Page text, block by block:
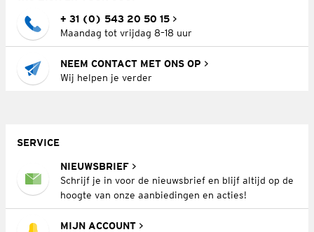
+ 31 (0) 543 20 50 15
Maandag tot vrijdag 8–18 uur
NEEM CONTACT MET ONS OP
Wij helpen je verder
SERVICE
NIEUWSBRIEF
Schrijf je in voor de nieuwsbrief en blijf altijd op de
hoogte van onze aanbiedingen en acties!
MIJN ACCOUNT